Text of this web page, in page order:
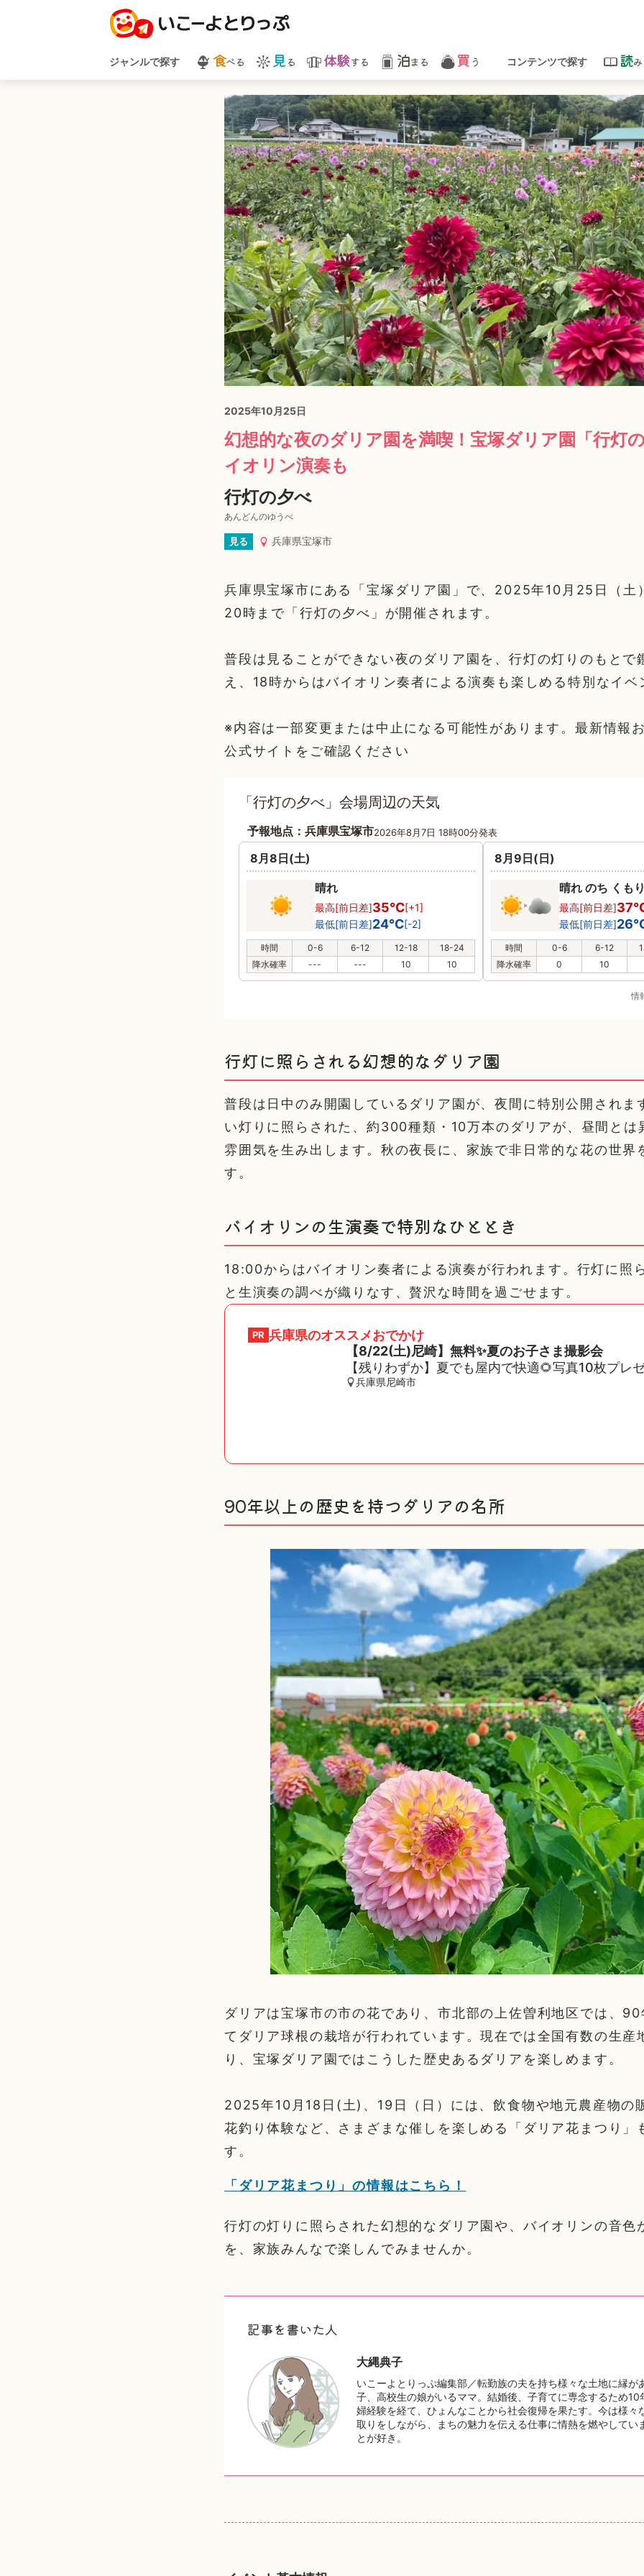
ジャンルで探す 食べる 見 る 体験する 泊まる 買 う コンテンツで探す 読
2025年10月25日
幻想的な夜のダリア園を満喫！宝塚ダリア園「行灯
イオリン演奏も
行灯の夕べ
あんどんのゆうべ
見る 兵庫県宝塚市
兵庫県宝塚市にある「宝塚ダリア園」で、2025年10月25日（土
20時まで「行灯の夕べ」が開催されます。
普段は見ることができない夜のダリア園を、行灯の灯りのもとで
え、18時からはバイオリン奏者による演奏も楽しめる特別なイベ
※内容は一部変更または中止になる可能性があります。最新情報
公式サイトをご確認ください
「行灯の夕べ」会場周辺の天気
予報地点：兵庫県宝塚市2026年8月7日 18時00分発表
8月8日(土)
晴れ
最高[前日差]35℃[+1]
最低[前日差]24℃[-2]
時間 0-6 6-12 12-18
18-24
降水確率
--- --- 10 10
8月9日(日)
晴れ のち くも
最高[前日差]
最低[前日差]
時間 0-6 6-12
降水確率
0 10
情
行灯に照らされる幻想的なダリア園
普段は日中のみ開園しているダリア園が、夜間に特別公開されま
い灯りに照らされた、約300種類・10万本のダリアが、昼間とは
雰囲気を生み出します。秋の夜長に、家族で非日常的な花の世界
す。
バイオリンの生演奏で特別なひととき
18:00からはバイオリン奏者による演奏が行われます。行灯に照
と生演奏の調べが織りなす、贅沢な時間を過ごせます。
PR 兵庫県のオススメおでかけ
【8/22(土)尼崎】無料✨夏のお子さま撮影会
【残りわずか】夏でも屋内で快適🌻写真10枚プレ
兵庫県尼崎市
90年以上の歴史を持つダリアの名所
ダリアは宝塚市の市の花であり、市北部の上佐曽利地区では、
てダリア球根の栽培が行われています。現在では全国有数の生産
り、宝塚ダリア園ではこうした歴史あるダリアを楽しめます。
2025年10月18日(土)、19日（日）には、飲食物や地元農産物の
花釣り体験など、さまざまな催しを楽しめる「ダリア花まつり」
す。
「ダリア花まつり」の情報はこちら！
行灯の灯りに照らされた幻想的なダリア園や、バイオリンの音色
を、家族みんなで楽しんでみませんか。
記事を書いた人
大縄典子
いこーよとりっぷ編集部／転勤族の夫を持ち様々な土地に縁が
子、高校生の娘がいるママ。結婚後、子育てに専念するため10
婦経験を経て、ひょんなことから社会復帰を果たす。今は様々
取りをしながら、まちの魅力を伝える仕事に情熱を燃やしてい
とが好き。